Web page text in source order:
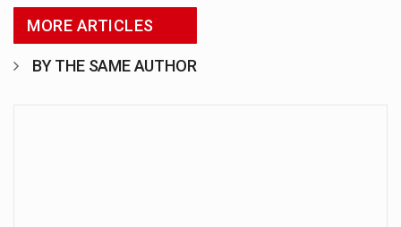
MORE ARTICLES
BY THE SAME AUTHOR